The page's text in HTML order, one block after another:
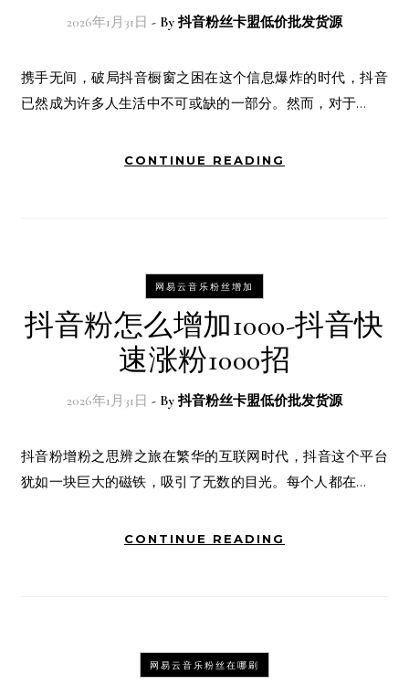
2026年1月31日 - By 抖音粉丝卡盟低价批发货源
携手无间，破局抖音橱窗之困在这个信息爆炸的时代，抖音
已然成为许多人生活中不可或缺的一部分。然而，对于…
CONTINUE READING
网易云音乐粉丝增加
抖音粉怎么增加1000-抖音快
速涨粉1000招
2026年1月31日 - By 抖音粉丝卡盟低价批发货源
抖音粉增粉之思辨之旅在繁华的互联网时代，抖音这个平台
犹如一块巨大的磁铁，吸引了无数的目光。每个人都在…
CONTINUE READING
网易云音乐粉丝在哪刷